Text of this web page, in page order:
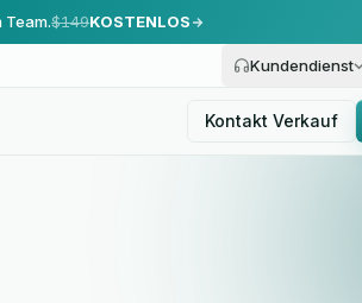
Team.$149KOSTENLOS
Kundendienst
Kontakt Verkauf